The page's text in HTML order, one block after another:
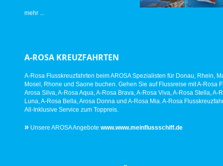
mehr ...
A-ROSA KREUZFAHRTEN
A-Rosa Flusskreuzfahrten beim AROSA Spezialisten für Donau, Rhein,
Mosel, Rhone und Saone buchen. Gehen Sie auf Flussreise mit A-Rosa
Arosa Silva, A-Rosa Aqua, A-Rosa Brava, A-Rosa Viva, A-Rosa Stella, A-
Luna, A-Rosa Bella, Arosa Donna und A-Rosa Mia. A-Rosa
All-Inklusive Service zum Toppreis.
» Unsere AROSA Angebote www.www.meinflussschiff.de